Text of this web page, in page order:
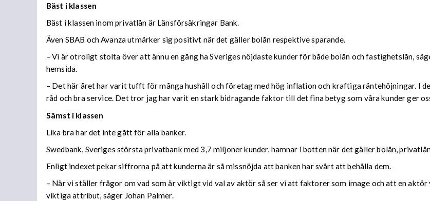
Bäst i klassen
Bäst i klassen inom privatlån är Länsförsäkringar Bank.
Även SBAB och Avanza utmärker sig positivt när det gäller bolån respektive sparande.
– Vi är otroligt stolta över att ännu en gång ha Sveriges nöjdaste kunder för både bolån och fastighetslån,
hemsida.
– Det här året har varit tufft för många hushåll och företag med hög inflation och kraftiga räntehöjningar. I
råd och bra service. Det tror jag har varit en stark bidragande faktor till det fina betyg som våra kunder ger
Sämst i klassen
Lika bra har det inte gått för alla banker.
Swedbank, Sveriges största privatbank med 3,7 miljoner kunder, hamnar i botten när det gäller bolån,
Enligt indexet pekar siffrorna på att kunderna är så missnöjda att banken har svårt att behålla dem.
– När vi ställer frågor om vad som är viktigt vid val av aktör så ser vi att faktorer som image och att en
viktiga attribut, säger Johan Palmer.